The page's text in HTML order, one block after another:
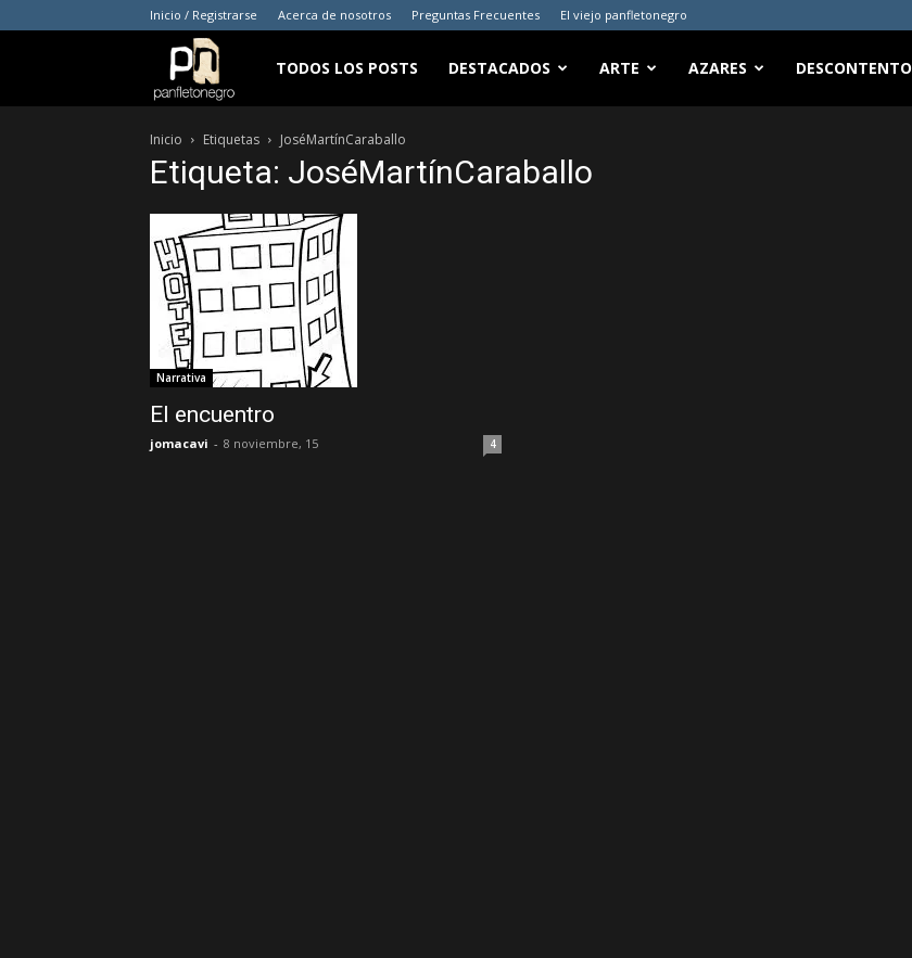
Inicio / Registrarse Acerca de nosotros Preguntas Frecuentes El viejo panfletonegro
panfletonegro
TODOS LOS POSTS DESTACADOS ARTE AZARES DESCONTENTO
Inicio Etiquetas JoséMartínCaraballo
Etiqueta: JoséMartínCaraballo
Narrativa
El encuentro
jomacavi - 8 noviembre, 15 4